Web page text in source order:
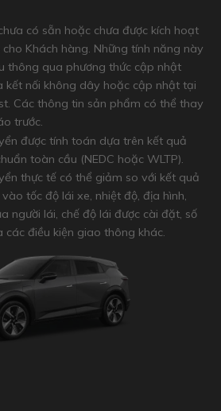
có sẵn hoặc chưa được kích hoạt
Khách hàng. Những tính năng này
thông qua phương thức cập nhật
kết nối không dây hoặc cập nhật tại
Các thông tin sản phẩm có thể thay
trước.
được tính toán dựa trên kết quả
toàn cầu (NEDC hoặc WLTP).
thực tế có thể giảm so với kết quả
tốc độ lái xe, nhiệt độ, địa hình,
người lái, chế độ lái được cài đặt, số
các điều kiện giao thông khác.